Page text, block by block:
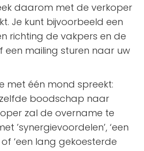
daarom met de verkoper
Je kunt bijvoorbeeld een
richting de vakpers en de
een mailing sturen naar uw
met één mond spreekt:
boodschap naar
zal de overname te
’synergievoordelen’, ‘een
‘een lang gekoesterde